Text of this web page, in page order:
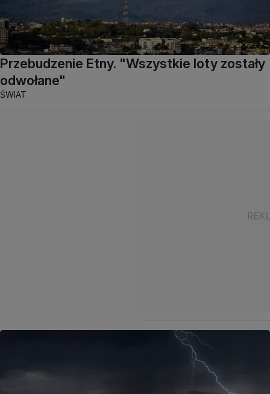
Przebudzenie Etny. "Wszystkie loty zostały
odwołane"
ŚWIAT